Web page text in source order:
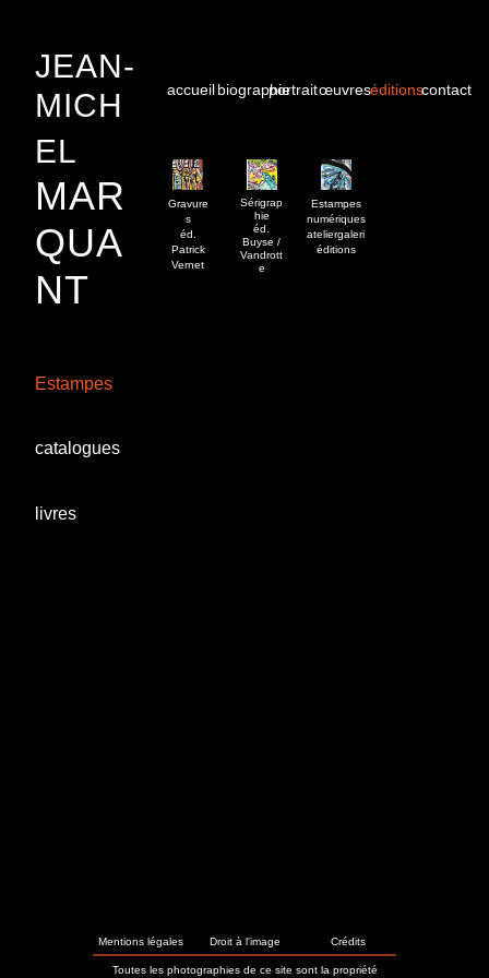
JEAN-
MICH
EL
MAR
QUA
NT
Estampes
catalogues
livres
accueil
Gravure
s
éd.
Patrick
Vernet
biographieportraitœuvres
Estampes
numériques
ateliergaleri
éditions
Sérigrap
hie
éd.
Buyse /
Vandrott
e
éditionscontact
Mentions légales Droit à l'image Crédits
Toutes les photographies de ce site sont la propriété